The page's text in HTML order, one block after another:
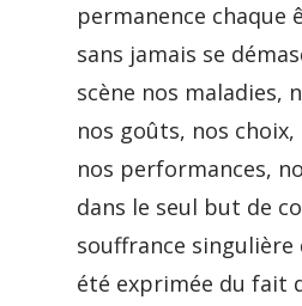
permanence chaque
sans jamais se
scène nos maladies,
nos goûts, nos
nos performances,
dans le seul but de
souffrance singulière
été exprimée du fait